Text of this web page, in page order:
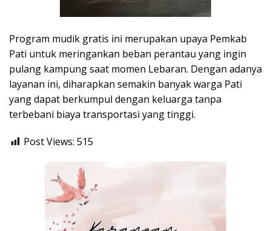
Program mudik gratis ini merupakan upaya Pemkab
Pati untuk meringankan beban perantau yang ingin
pulang kampung saat momen Lebaran. Dengan adanya
layanan ini, diharapkan semakin banyak warga Pati
yang dapat berkumpul dengan keluarga tanpa
terbebani biaya transportasi yang tinggi.
Post Views: 515